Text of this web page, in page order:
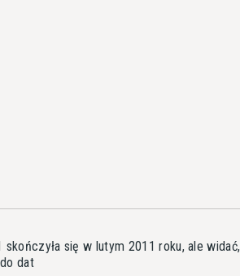
się w lutym 2011 roku, ale widać,
dat